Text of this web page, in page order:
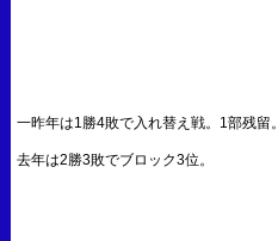
一昨年は1勝4敗で入れ替え戦。1部残留。
去年は2勝3敗でブロック3位。